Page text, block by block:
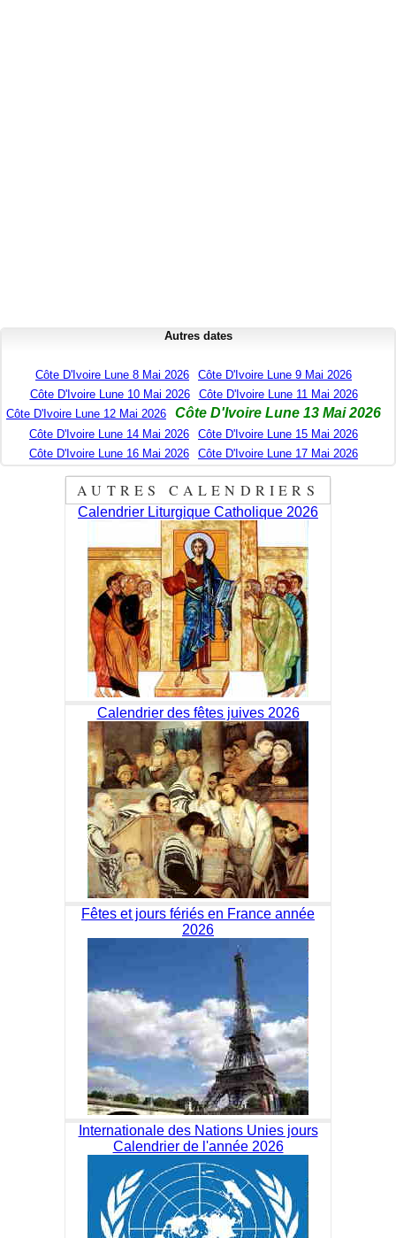
Autres dates
Côte D'Ivoire Lune 8 Mai 2026
Côte D'Ivoire Lune 9 Mai 2026
Côte D'Ivoire Lune 10 Mai 2026
Côte D'Ivoire Lune 11 Mai 2026
Côte D'Ivoire Lune 12 Mai 2026
Côte D'Ivoire Lune 13 Mai 2026
Côte D'Ivoire Lune 14 Mai 2026
Côte D'Ivoire Lune 15 Mai 2026
Côte D'Ivoire Lune 16 Mai 2026
Côte D'Ivoire Lune 17 Mai 2026
AUTRES CALENDRIERS
Calendrier Liturgique Catholique 2026
Calendrier des fêtes juives 2026
Fêtes et jours fériés en France année
2026
Internationale des Nations Unies jours
Calendrier de l'année 2026